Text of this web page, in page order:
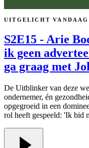
UITGELICHT VANDAAG
S2E15 - Arie
ik geen
ga graag met
De Uitblinker van deze
ondernemer, én
opgegroeid in een
rol heeft gespeeld: 'Ik bid